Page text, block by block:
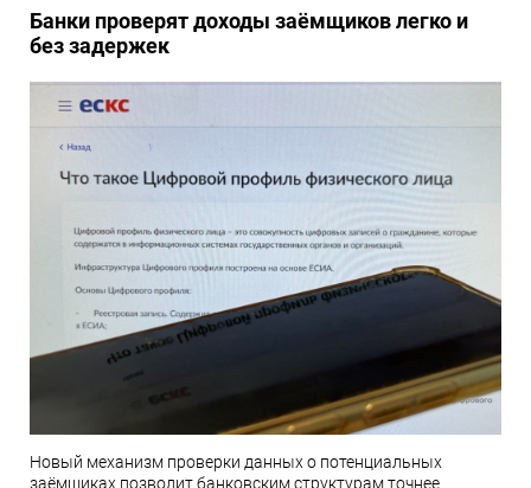
Банки проверят доходы заёмщиков легко и
без задержек
Новый механизм проверки данных о потенциальных
заёмщиках позволит банковским структурам точнее